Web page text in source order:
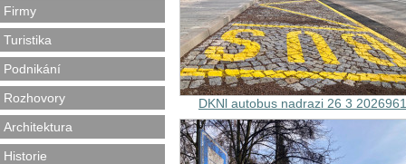
Firmy
Turistika
Podnikání
Rozhovory
Architektura
Historie
DKNl autobus nadrazi 26 3 2026961